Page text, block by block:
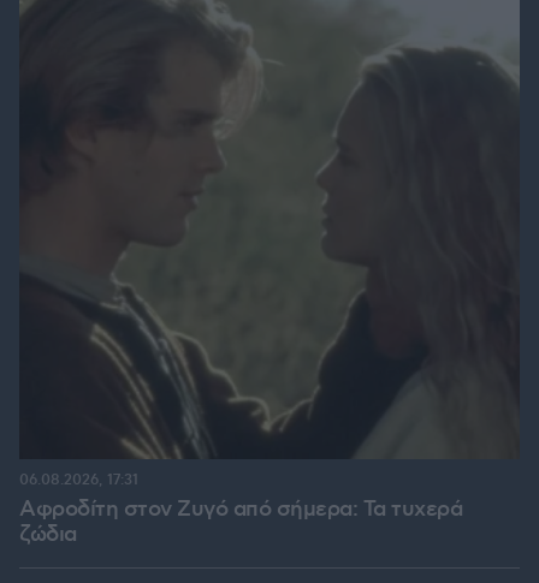
Αφροδίτη στον Ζυγό από σήμερα: Τα τυχερά
ζώδια
06.08.2026, 17:31